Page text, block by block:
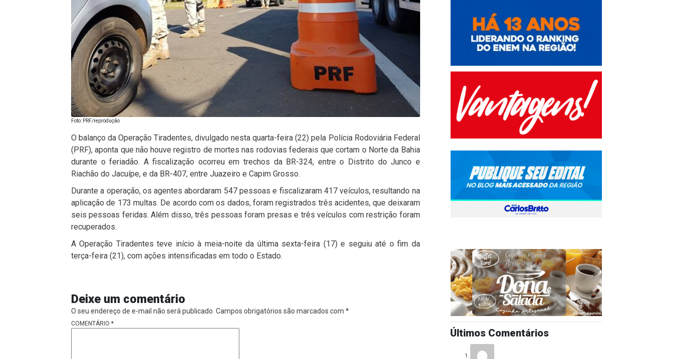
Foto: PRF/reprodução
O balanço da Operação Tiradentes, divulgado nesta quarta-feira (22) pela Polícia Rodoviária Federal
(PRF), aponta que não houve registro de mortes nas rodovias federais que cortam o Norte da Bahia
durante o feriadão. A fiscalização ocorreu em trechos da BR-324, entre o Distrito do Junco e
Riachão do Jacuípe, e da BR-407, entre Juazeiro e Capim Grosso.
Durante a operação, os agentes abordaram 547 pessoas e fiscalizaram 417 veículos, resultando na
aplicação de 173 multas. De acordo com os dados, foram registrados três acidentes, que deixaram
seis pessoas feridas. Além disso, três pessoas foram presas e três veículos com restrição foram
recuperados.
A Operação Tiradentes teve início à meia-noite da última sexta-feira (17) e seguiu até o fim da
terça-feira (21), com ações intensificadas em todo o Estado.
Deixe um comentário
O seu endereço de e-mail não será publicado. Campos obrigatórios são marcados com *
COMENTÁRIO *
Últimos Comentários